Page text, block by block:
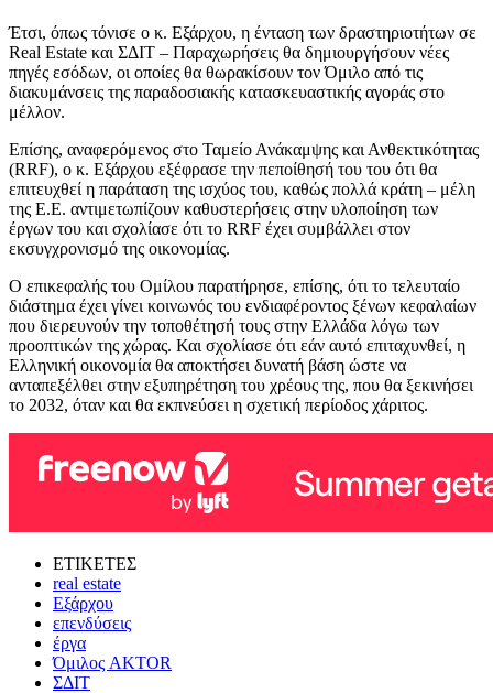
Έτσι, όπως τόνισε ο κ. Εξάρχου, η ένταση των δραστηριοτήτων σε
Real Estate και ΣΔΙΤ – Παραχωρήσεις θα δημιουργήσουν νέες
πηγές εσόδων, οι οποίες θα θωρακίσουν τον Όμιλο από τις
διακυμάνσεις της παραδοσιακής κατασκευαστικής αγοράς στο
μέλλον.
Επίσης, αναφερόμενος στο Ταμείο Ανάκαμψης και Ανθεκτικότητας
(RRF), ο κ. Εξάρχου εξέφρασε την πεποίθησή του του ότι θα
επιτευχθεί η παράταση της ισχύος του, καθώς πολλά κράτη – μέλη
της Ε.Ε. αντιμετωπίζουν καθυστερήσεις στην υλοποίηση των
έργων του και σχολίασε ότι το RRF έχει συμβάλλει στον
εκσυγχρονισμό της οικονομίας.
Ο επικεφαλής του Ομίλου παρατήρησε, επίσης, ότι το τελευταίο
διάστημα έχει γίνει κοινωνός του ενδιαφέροντος ξένων κεφαλαίων
που διερευνούν την τοποθέτησή τους στην Ελλάδα λόγω των
προοπτικών της χώρας. Και σχολίασε ότι εάν αυτό επιταχυνθεί, η
Ελληνική οικονομία θα αποκτήσει δυνατή βάση ώστε να
ανταπεξέλθει στην εξυπηρέτηση του χρέους της, που θα ξεκινήσει
το 2032, όταν και θα εκπνεύσει η σχετική περίοδος χάριτος.
ΕΤΙΚΕΤΕΣ
real estate
Εξάρχου
επενδύσεις
έργα
Όμιλος AKTOR
ΣΔΙΤ